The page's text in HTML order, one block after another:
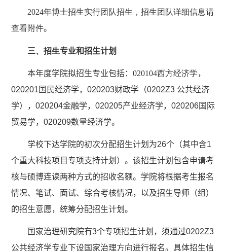
2024年博士招生实行团队招生，招生团队详细信息请
查看附件。
三、招生专业和招生计划
本年度学院拟招生专业包括： 020104西方经济学，
020201 国民经济学， 020203财政学（0202Z3 公共经济
学）， 020204金融学， 020205产业经济学， 020206国际
贸易学， 020209数量经济学。
学校下达学院的初次分配招生计划为26个（其中含1
个重大科技项目专项支持计划）。该招生计划包含申请考
核与硕博连读两种方式的招收名额。学院将根据考生报名
情况、笔试、面试、综合考核情况，以及招生导师（组）
的招生意愿，统筹分配招生计划。
国家治理研究院有3个专项招生计划，须通过0202Z3
公共经济学专业下设国家治理方向进行报名。具体招生信